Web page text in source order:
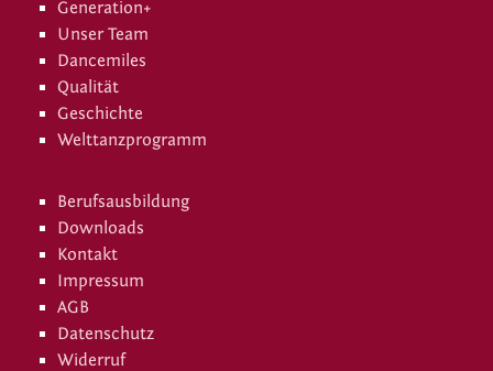
Generation+
Unser Team
Dancemiles
Qualität
Geschichte
Welttanzprogramm
Berufsausbildung
Downloads
Kontakt
Impressum
AGB
Datenschutz
Widerruf